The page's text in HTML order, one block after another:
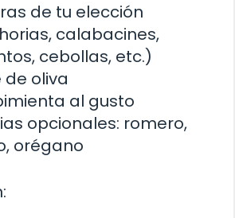
de tu elección
calabacines,
cebollas, etc.)
de oliva
al gusto
opcionales: romero,
orégano